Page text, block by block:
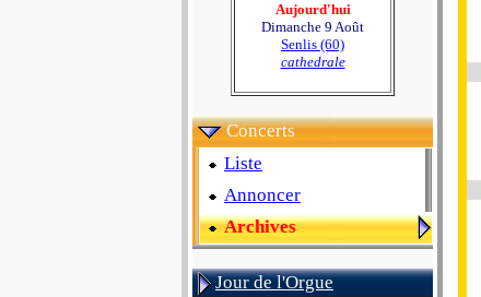
Aujourd'hui
Dimanche 9 Août
Senlis (60)
cathedrale
Concerts
Liste
Annoncer
Archives
Jour de l'Orgue